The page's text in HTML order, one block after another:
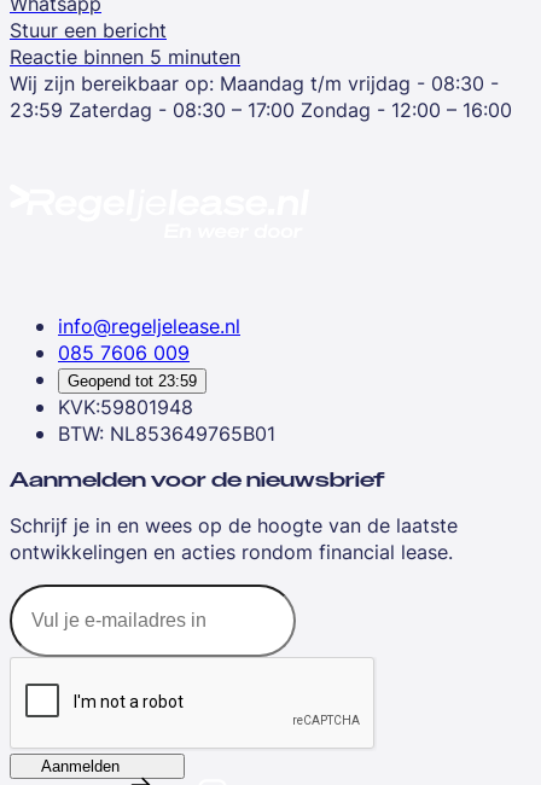
Stuur een bericht
Reactie binnen 5 minuten
Wij zijn bereikbaar op: Maandag t/m vrijdag - 08:30 -
23:59 Zaterdag - 08:30 – 17:00 Zondag - 12:00 – 16:00
info@regeljelease.nl
085 7606 009
Geopend tot 23:59
KVK:59801948
BTW: NL853649765B01
Aanmelden voor de nieuwsbrief
Schrijf je in en wees op de hoogte van de laatste
ontwikkelingen en acties rondom financial lease.
Aanmelden